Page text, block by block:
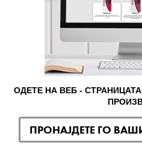
ОДЕТЕ НА ВЕБ -
ПРОНАЈДЕТЕ ГО